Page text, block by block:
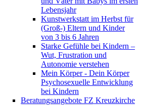
Lebensjahr
Kunstwerkstatt im Herbst für
(Groß-) Eltern und Kinder
von 3 bis 6 Jahren
Starke Gefühle bei Kindern –
Wut, Frustration und
Autonomie verstehen
Mein Körper - Dein Körper
Psychosexuelle Entwicklung
bei Kindern
Beratungsangebote FZ Kreuzkirche